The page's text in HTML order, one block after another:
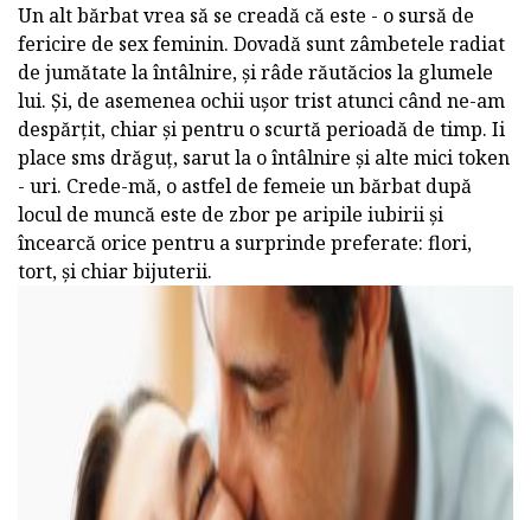
Un alt bărbat vrea să se creadă că este - o sursă de
fericire de sex feminin. Dovadă sunt zâmbetele radiat
de jumătate la întâlnire, și râde răutăcios la glumele
lui. Și, de asemenea ochii ușor trist atunci când ne-am
despărțit, chiar și pentru o scurtă perioadă de timp. Ii
place sms drăguț, sarut la o întâlnire și alte mici token
- uri. Crede-mă, o astfel de femeie un bărbat după
locul de muncă este de zbor pe aripile iubirii și
încearcă orice pentru a surprinde preferate: flori,
tort, și chiar bijuterii.